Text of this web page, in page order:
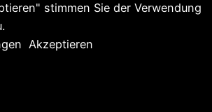
stimmen Sie der Verwendung
Akzeptieren